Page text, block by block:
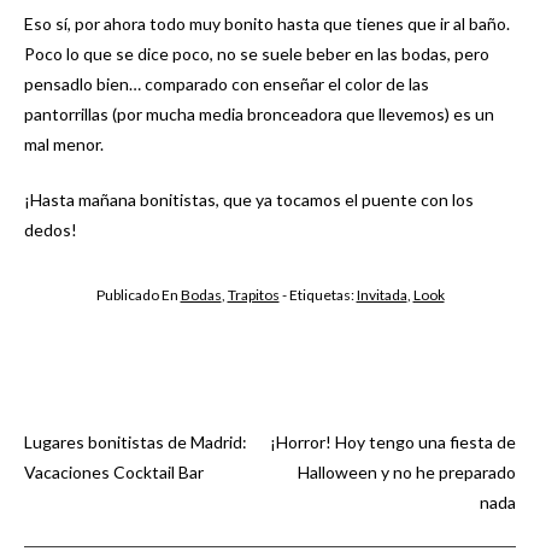
Eso sí, por ahora todo muy bonito hasta que tienes que ir al baño.
Poco lo que se dice poco, no se suele beber en las bodas, pero
pensadlo bien… comparado con enseñar el color de las
pantorrillas (por mucha media bronceadora que llevemos) es un
mal menor.
¡Hasta mañana bonitistas, que ya tocamos el puente con los
dedos!
Publicado En Bodas, Trapitos - Etiquetas:Invitada, Look
Navegación
Lugares bonitistas de Madrid:
Vacaciones Cocktail Bar
¡Horror! Hoy tengo una fiesta de
Halloween y no he preparado
nada